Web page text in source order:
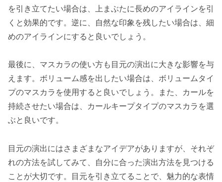
を引き立てたい場合は、上まぶたに長めのアイラインを引
くと効果的です。逆に、自然な印象を残したい場合は、細
めのアイラインにすると良いでしょう。
最後に、マスカラの使い方も目元の演出に大きな影響を与
えます。ボリューム感を出したい場合は、ボリュームタイ
プのマスカラを使用すると良いでしょう。また、カールを
持続させたい場合は、カールキープタイプのマスカラを選
ぶと良いです。
目元の演出にはさまざまなアイデアがありますが、それぞ
れの方法を試してみて、自分に合った演出方法を見つける
ことが大切です。目元を引き立てることで、魅力的な表情